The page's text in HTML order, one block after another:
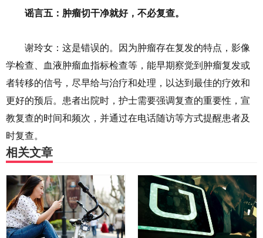
谣言五：肿瘤切干净就好，不必复查。
谢玲女：这是错误的。因为肿瘤存在复发的特点，影像
学检查、血液肿瘤血指标检查等，能早期察觉到肿瘤复发或
者转移的信号，尽早给与治疗和处理，以达到最佳的疗效和
更好的预后。患者出院时，护士需要强调复查的重要性，宣
教复查的时间和频次，并通过在电话随访等方式提醒患者及
时复查。
相关文章